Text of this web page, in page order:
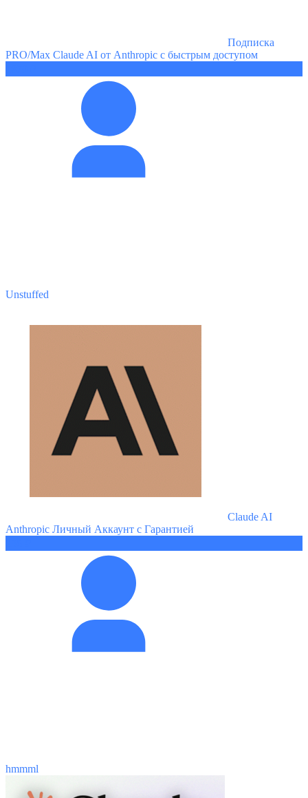
Подписка
PRO/Max Claude AI от Anthropic с быстрым доступом
Unstuffed
Claude AI
Anthropic Личный Аккаунт с Гарантией
hmmml